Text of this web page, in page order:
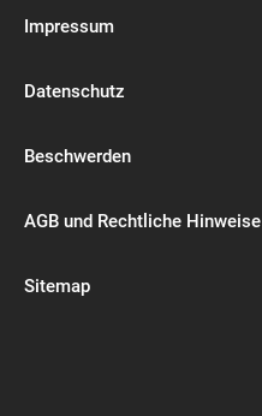
Impressum
Datenschutz
Beschwerden
AGB und Rechtliche Hinweise
Sitemap